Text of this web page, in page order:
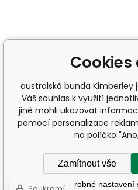
Cookies
australská bunda
Váš souhlas k využití
jiné mohli ukazovat
pomocí personalizace
na políčko
Zamítnout vše
Podrobné